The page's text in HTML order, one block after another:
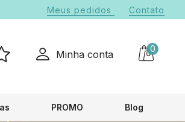
Meus pedidos Contato
Minha conta 0
PROMO Blog